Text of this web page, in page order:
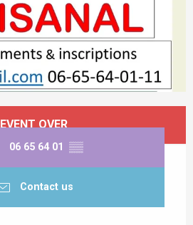
EVENT OVER
06 65 64 01 ▒▒
Contact us